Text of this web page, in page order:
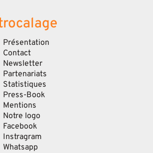
Présentation
Contact
Newsletter
Partenariats
Statistiques
Press-Book
Mentions
Notre logo
Facebook
Instragram
Whatsapp